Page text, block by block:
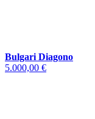
Bulgari Diagono
5.000,00 €